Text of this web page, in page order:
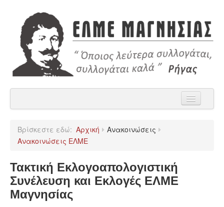
Η ΕΛΜΕ Μαγνησίας
Χρήσιμα
Παρατάξεις
Βρίσκεστε εδώ: Αρχική
Ανακοινώσεις
Ανακοινώσεις ΕΛΜΕ
Τακτική Εκλογοαπολογιστική
Συνέλευση και Εκλογές ΕΛΜΕ
Μαγνησίας